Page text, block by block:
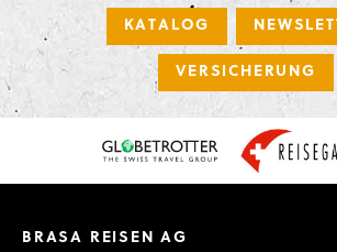
KATALOG
VERSICHERUNG
BRASA REISEN AG